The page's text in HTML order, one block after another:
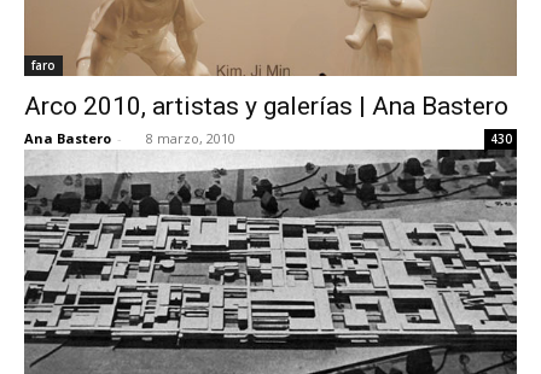
faro
Arco 2010, artistas y galerías | Ana Bastero
Ana Bastero - 8 marzo, 2010 430